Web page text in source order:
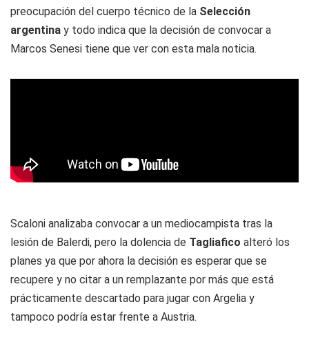
preocupación del cuerpo técnico de la Selección
argentina y todo indica que la decisión de convocar a
Marcos Senesi tiene que ver con esta mala noticia.
Scaloni analizaba convocar a un mediocampista tras la
lesión de Balerdi, pero la dolencia de Tagliafico alteró los
planes ya que por ahora la decisión es esperar que se
recupere y no citar a un remplazante por más que está
prácticamente descartado para jugar con Argelia y
tampoco podría estar frente a Austria.